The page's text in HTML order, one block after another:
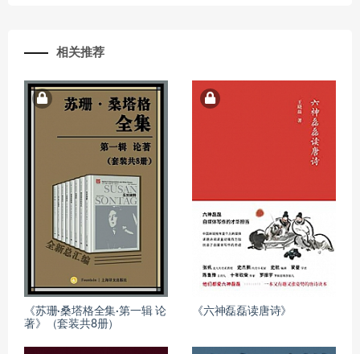
相关推荐
《苏珊·桑塔格全集·第一辑 论
著》（套装共8册）
《六神磊磊读唐诗》